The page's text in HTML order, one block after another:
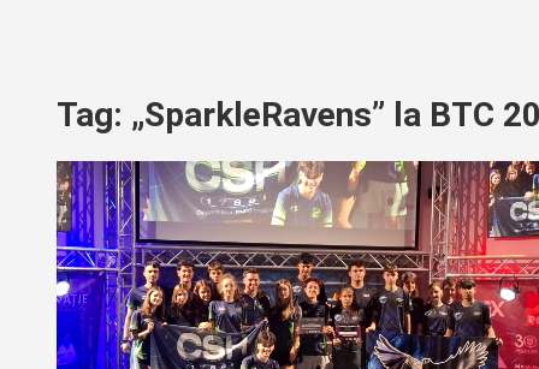
Tag: „SparkleRavens” la BTC